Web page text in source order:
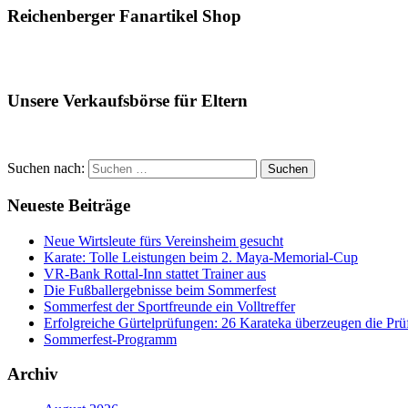
Reichenberger Fanartikel Shop
Unsere Verkaufsbörse für Eltern
Suchen nach: Suchen
Neueste Beiträge
Neue Wirtsleute fürs Vereinsheim gesucht
Karate: Tolle Leistungen beim 2. Maya-Memorial-Cup
VR-Bank Rottal-Inn stattet Trainer aus
Die Fußballergebnisse beim Sommerfest
Sommerfest der Sportfreunde ein Volltreffer
Erfolgreiche Gürtelprüfungen: 26 Karateka überzeugen die
Sommerfest-Programm
Archiv